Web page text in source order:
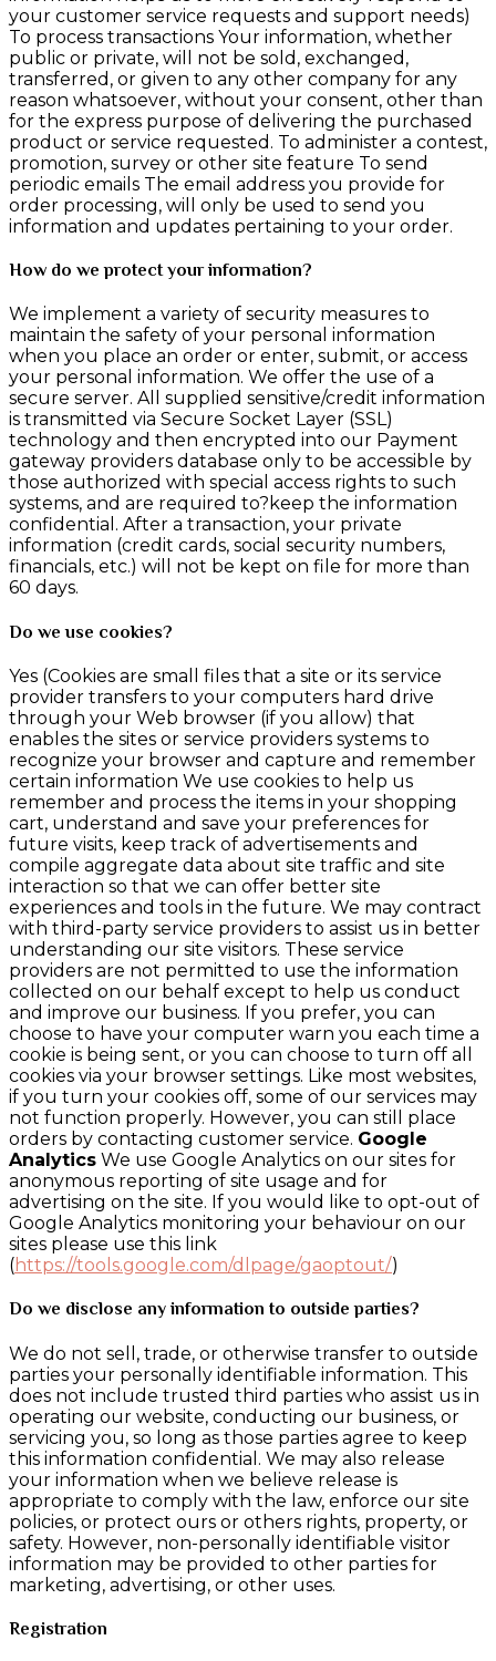
your customer service requests and support needs)
To process transactions Your information, whether
public or private, will not be sold, exchanged,
transferred, or given to any other company for any
reason whatsoever, without your consent, other than
for the express purpose of delivering the purchased
product or service requested. To administer a contest,
promotion, survey or other site feature To send
periodic emails The email address you provide for
order processing, will only be used to send you
information and updates pertaining to your order.
How do we protect your information?
We implement a variety of security measures to
maintain the safety of your personal information
when you place an order or enter, submit, or access
your personal information. We offer the use of a
secure server. All supplied sensitive/credit information
is transmitted via Secure Socket Layer (SSL)
technology and then encrypted into our Payment
gateway providers database only to be accessible by
those authorized with special access rights to such
systems, and are required to?keep the information
confidential. After a transaction, your private
information (credit cards, social security numbers,
financials, etc.) will not be kept on file for more than
60 days.
Do we use cookies?
Yes (Cookies are small files that a site or its service
provider transfers to your computers hard drive
through your Web browser (if you allow) that
enables the sites or service providers systems to
recognize your browser and capture and remember
certain information We use cookies to help us
remember and process the items in your shopping
cart, understand and save your preferences for
future visits, keep track of advertisements and
compile aggregate data about site traffic and site
interaction so that we can offer better site
experiences and tools in the future. We may contract
with third-party service providers to assist us in better
understanding our site visitors. These service
providers are not permitted to use the information
collected on our behalf except to help us conduct
and improve our business. If you prefer, you can
choose to have your computer warn you each time a
cookie is being sent, or you can choose to turn off all
cookies via your browser settings. Like most websites,
if you turn your cookies off, some of our services may
not function properly. However, you can still place
orders by contacting customer service. Google
Analytics We use Google Analytics on our sites for
anonymous reporting of site usage and for
advertising on the site. If you would like to opt-out of
Google Analytics monitoring your behaviour on our
sites please use this link
(https://tools.google.com/dlpage/gaoptout/)
Do we disclose any information to outside parties?
We do not sell, trade, or otherwise transfer to outside
parties your personally identifiable information. This
does not include trusted third parties who assist us in
operating our website, conducting our business, or
servicing you, so long as those parties agree to keep
this information confidential. We may also release
your information when we believe release is
appropriate to comply with the law, enforce our site
policies, or protect ours or others rights, property, or
safety. However, non-personally identifiable visitor
information may be provided to other parties for
marketing, advertising, or other uses.
Registration